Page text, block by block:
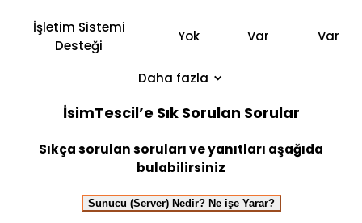
İşletim Sistemi
Desteği
Yok Var Var
Daha fazla
İsimTescil’e Sık Sorulan Sorular
Sıkça sorulan soruları ve yanıtları aşağıda
bulabilirsiniz
Sunucu (Server) Nedir? Ne işe Yarar?